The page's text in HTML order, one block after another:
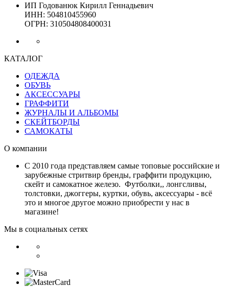
ИП Годованюк Кирилл Геннадьевич
ИНН: 504810455960
ОГРН: 310504808400031
КАТАЛОГ
ОДЕЖДА
ОБУВЬ
АКСЕССУАРЫ
ГРАФФИТИ
ЖУРНАЛЫ И АЛЬБОМЫ
СКЕЙТБОРДЫ
САМОКАТЫ
О компании
С 2010 года представляем самые топовые российские и
зарубежные стритвир бренды, граффити продукцию,
скейт и самокатное железо. Футболки,, лонгсливы,
толстовки, джоггеры, куртки, обувь, аксессуары - всё
это и многое другое можно приобрести у нас в
магазине!
Мы в социальных сетях